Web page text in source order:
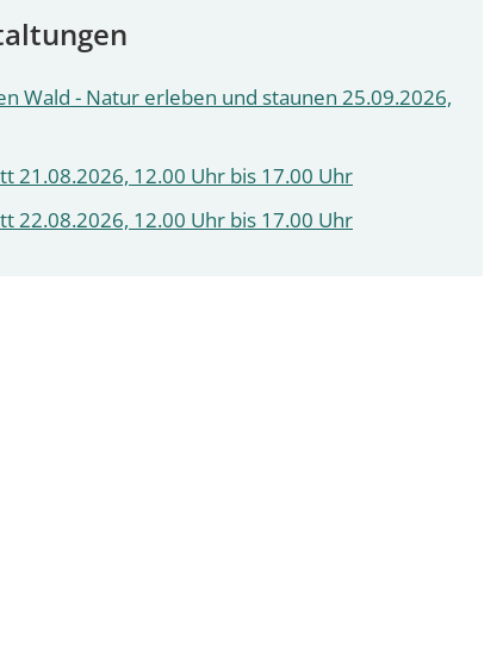
Wald - Natur erleben und staunen 25.09.2026,
21.08.2026, 12.00 Uhr bis 17.00 Uhr
22.08.2026, 12.00 Uhr bis 17.00 Uhr